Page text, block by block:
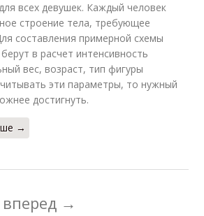
всех девушек. Каждый человек
строение тела, требующее
составления примерной схемы
в расчет интенсивность
вес, возраст, тип фигуры
эти параметры, то нужный
достигнуть.
→
вперед →